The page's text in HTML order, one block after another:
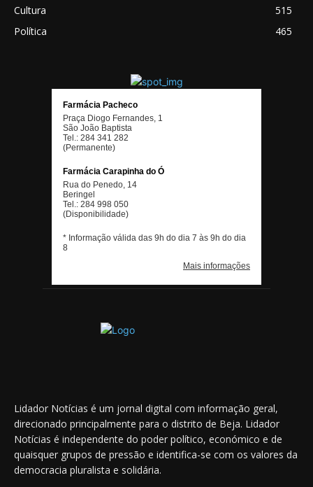
Cultura
515
Política
465
Lidador Notícias é um jornal digital com informação geral,
direcionado principalmente para o distrito de Beja. Lidador
Notícias é independente do poder político, económico e de
quaisquer grupos de pressão e identifica-se com os valores da
democracia pluralista e solidária.